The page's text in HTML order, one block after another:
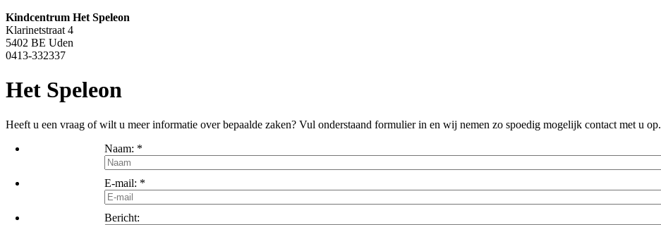
Kindcentrum Het Speleon
Klarinetstraat 4
5402 BE Uden
0413-332337
Het Speleon
Heeft u een vraag of wilt u meer informatie over bepaalde zaken? Vul onderstaand formulier in en wij nemen zo spoedig mogelijk contact met u op.
Naam: *
E-mail: *
Bericht: